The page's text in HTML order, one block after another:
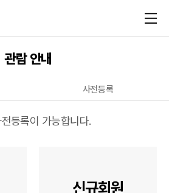
관람 안내
사전등록
등록이 가능합니다.
신규회원